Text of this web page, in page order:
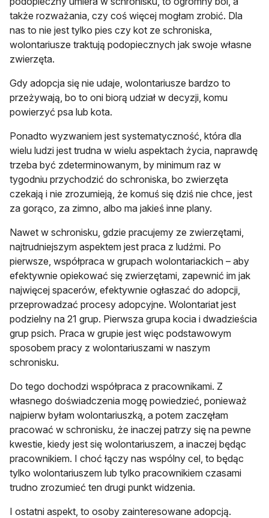
także rozważania, czy coś więcej mogłam zrobić. Dla
nas to nie jest tylko pies czy kot ze schroniska,
wolontariusze traktują podopiecznych jak swoje własne
zwierzęta.
Gdy adopcja się nie udaje, wolontariusze bardzo to
przeżywają, bo to oni biorą udział w decyzji, komu
powierzyć psa lub kota.
Ponadto wyzwaniem jest systematyczność, która dla
wielu ludzi jest trudna w wielu aspektach życia, naprawdę
trzeba być zdeterminowanym, by minimum raz w
tygodniu przychodzić do schroniska, bo zwierzęta
czekają i nie zrozumieją, że komuś się dziś nie chce, jest
za gorąco, za zimno, albo ma jakieś inne plany.
Nawet w schronisku, gdzie pracujemy ze zwierzętami,
najtrudniejszym aspektem jest praca z ludźmi. Po
pierwsze, współpraca w grupach wolontariackich – aby
efektywnie opiekować się zwierzętami, zapewnić im jak
najwięcej spacerów, efektywnie ogłaszać do adopcji,
przeprowadzać procesy adopcyjne. Wolontariat jest
podzielny na 21 grup. Pierwsza grupa kocia i dwadzieścia
grup psich. Praca w grupie jest więc podstawowym
sposobem pracy z wolontariuszami w naszym
schronisku.
Do tego dochodzi współpraca z pracownikami. Z
własnego doświadczenia mogę powiedzieć, ponieważ
najpierw byłam wolontariuszką, a potem zaczęłam
pracować w schronisku, że inaczej patrzy się na pewne
kwestie, kiedy jest się wolontariuszem, a inaczej będąc
pracownikiem. I choć łączy nas wspólny cel, to będąc
tylko wolontariuszem lub tylko pracownikiem czasami
trudno zrozumieć ten drugi punkt widzenia.
I ostatni aspekt, to osoby zainteresowane adopcją.